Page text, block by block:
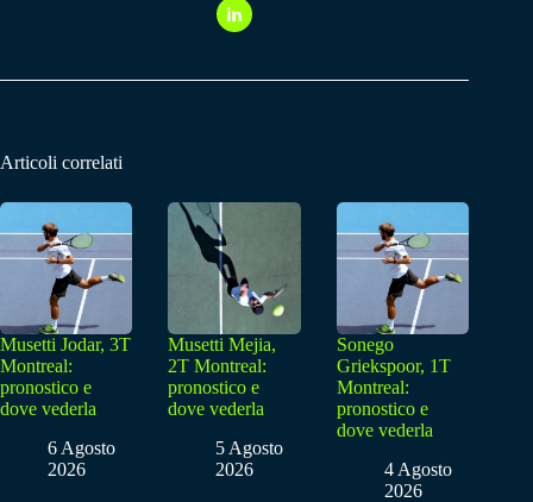
Articoli correlati
Musetti Jodar, 3T
Montreal:
pronostico e
dove vederla
6 Agosto
2026
Musetti Mejia,
2T Montreal:
pronostico e
dove vederla
5 Agosto
2026
Sonego
Griekspoor, 1T
Montreal:
pronostico e
dove vederla
4 Agosto
2026